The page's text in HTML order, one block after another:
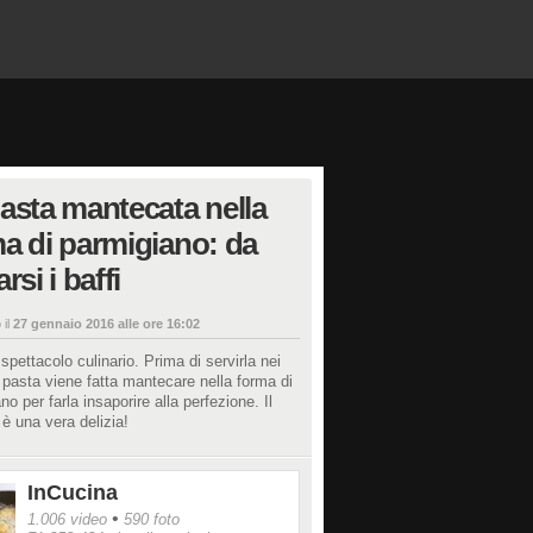
mantecata nella
di parmigiano: da
i baffi
il 27 gennaio 2016 alle ore 16:02
culinario. Prima di servirla nei
viene fatta mantecare nella forma di
per farla insaporire alla perfezione. Il
una vera delizia!
InCucina
1.006 video • 590 foto